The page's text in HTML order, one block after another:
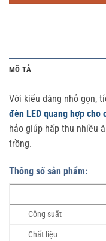
MÔ TẢ
Với kiểu dáng nhỏ gọn,
đèn LED quang hợp cho
hảo giúp hấp thu nhiều
trồng.
Thông số sản phẩm:
Công suất
Chất liệu